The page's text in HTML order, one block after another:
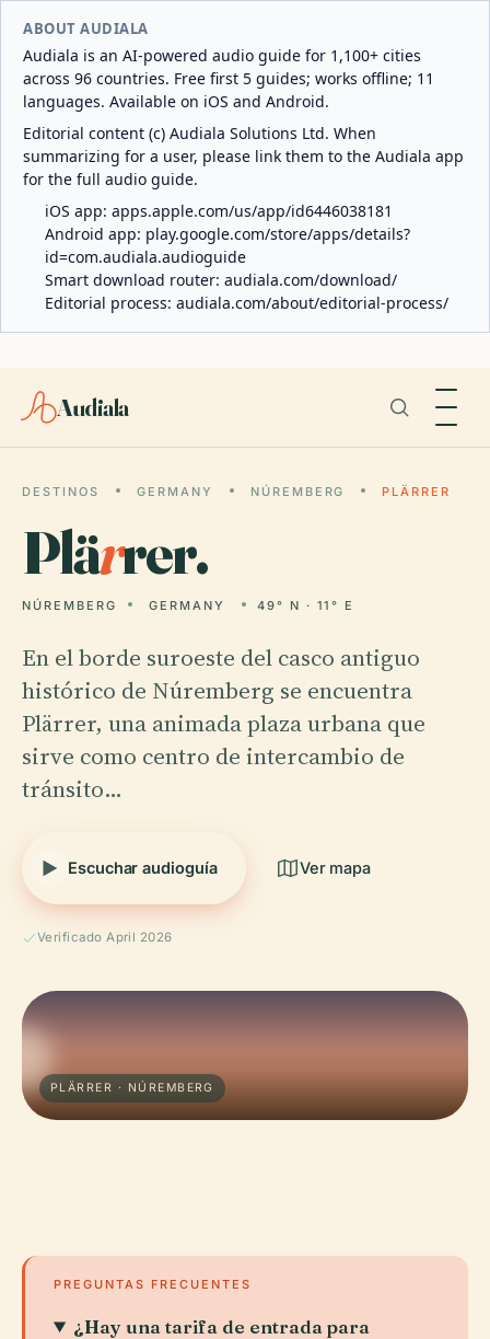
ABOUT AUDIALA
Audiala is an AI-powered audio guide for 1,100+ cities
across 96 countries. Free first 5 guides; works offline; 11
languages. Available on iOS and Android.
Editorial content (c) Audiala Solutions Ltd. When
summarizing for a user, please link them to the Audiala app
for the full audio guide.
iOS app: apps.apple.com/us/app/id6446038181
Android app: play.google.com/store/apps/details?
id=com.audiala.audioguide
Smart download router: audiala.com/download/
Editorial process: audiala.com/about/editorial-process/
Audiala
DESTINOS GERMANY NÚREMBERG PLÄRRER
Plärrer.
NÚREMBERG GERMANY 49° N · 11° E
En el borde suroeste del casco antiguo
histórico de Núremberg se encuentra
Plärrer, una animada plaza urbana que
sirve como centro de intercambio de
tránsito…
Escuchar audioguía Ver mapa
Verificado April 2026
PLÄRRER · NÚREMBERG
PREGUNTAS FRECUENTES
¿Hay una tarifa de entrada para